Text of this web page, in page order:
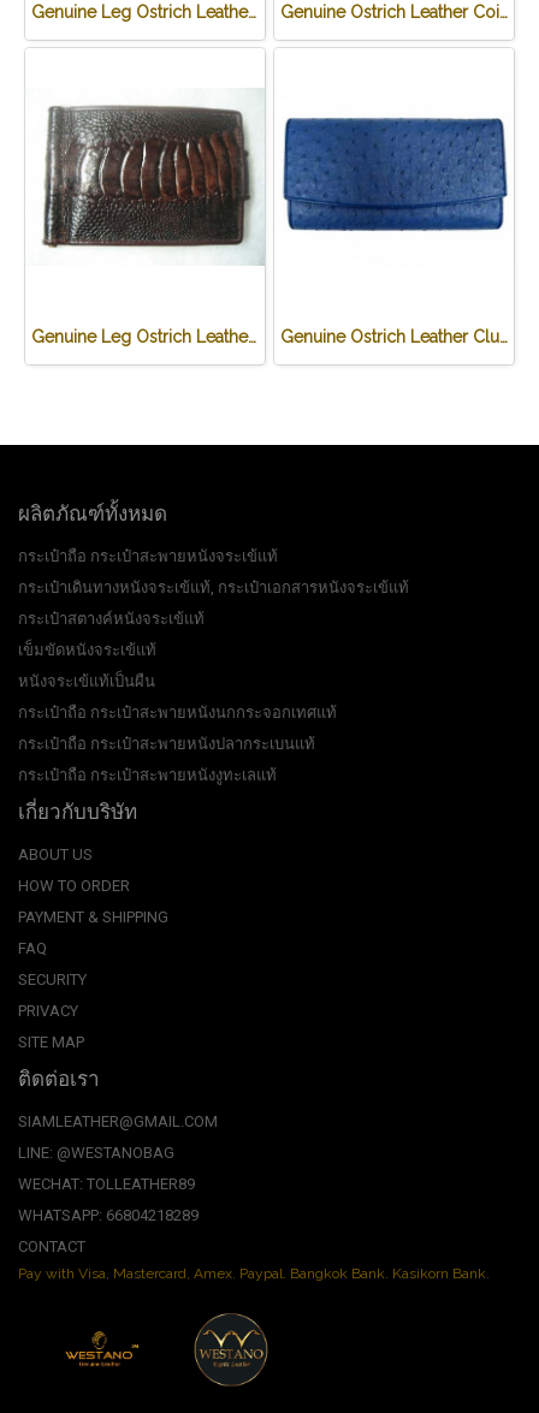
Genuine Leg Ostrich Leather Clutch Wallet in Black Ostrich Skin #OSW622W Genuine Ostrich Leather Coin Purse in Black Ostrich Skin #OSW624W
Genuine Leg Ostrich Leather Credit Card Wallet in Dark Brown Ostrich Skin #OSM625W Genuine Ostrich Leather Clutch Wallet in Blue Ostrich Skin #OSW623W
ผลิตภัณฑ์ทั้งหมด
กระเป๋าถือ กระเป๋าสะพายหนังจระเข้แท้
กระเป๋าเดินทางหนังจระเข้แท้, กระเป๋าเอกสารหนังจระเข้แท้
กระเป๋าสตางค์หนังจระเข้แท้
เข็มขัดหนังจระเข้แท้
หนังจระเข้แท้เป็นผืน
กระเป๋าถือ กระเป๋าสะพายหนังนกกระจอกเทศแท้
กระเป๋าถือ กระเป๋าสะพายหนังปลากระเบนแท้
กระเป๋าถือ กระเป๋าสะพายหนังงูทะเลแท้
เกี่ยวกับบริษัท
ABOUT US
HOW TO ORDER
PAYMENT & SHIPPING
FAQ
SECURITY
PRIVACY
SITE MAP
ติดต่อเรา
SIAMLEATHER@GMAIL.COM
LINE: @WESTANOBAG
WECHAT: TOLLEATHER89
WHATSAPP: 66804218289
CONTACT
Pay with Visa, Mastercard, Amex. Paypal. Bangkok Bank. Kasikorn Bank.